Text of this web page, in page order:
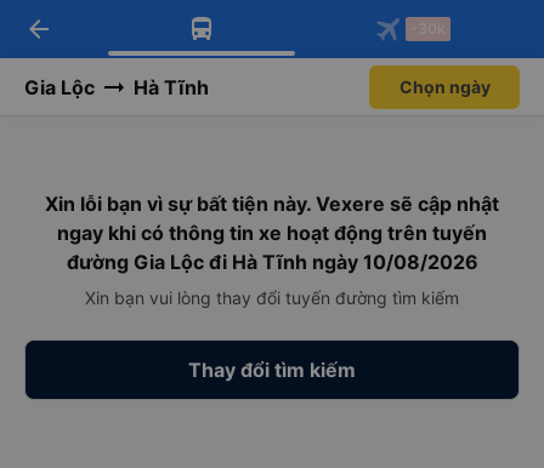
Tải app Vexere ngay!
Nhận ưu đãi thành viên độc
Mở app
Tải app Vexere
-30k/ghế khi đặt vé máy bay qua
Mở app
arrow_back -30k
Gia Lộc Hà Tĩnh Chọn ngày
Xin lỗi bạn vì sự bất tiện này. Vexere sẽ cập nhật
ngay khi có thông tin xe hoạt động trên tuyến
đường Gia Lộc đi Hà Tĩnh ngày 10/08/2026
Xin bạn vui lòng thay đổi tuyến đường tìm kiếm
Thay đổi tìm kiếm